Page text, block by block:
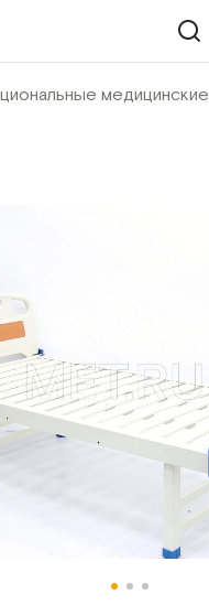
медицинские